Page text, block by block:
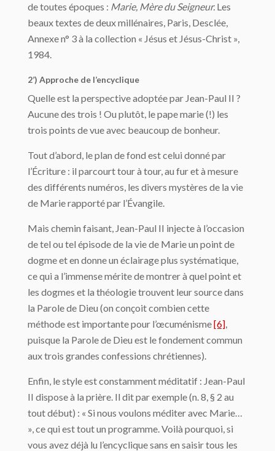
de toutes époques : Marie, Mère du Seigneur. Les
beaux textes de deux millénaires, Paris, Desclée,
Annexe n° 3 à la collection « Jésus et Jésus-Christ »,
1984.
2’) Approche de l’encyclique
Quelle est la perspective adoptée par Jean-Paul II ?
Aucune des trois ! Ou plutôt, le pape marie (!) les
trois points de vue avec beaucoup de bonheur.
Tout d’abord, le plan de fond est celui donné par
l’Écriture : il parcourt tour à tour, au fur et à mesure
des différents numéros, les divers mystères de la vie
de Marie rapporté par l’Évangile.
Mais chemin faisant, Jean-Paul II injecte à l’occasion
de tel ou tel épisode de la vie de Marie un point de
dogme et en donne un éclairage plus systématique,
ce qui a l’immense mérite de montrer à quel point et
les dogmes et la théologie trouvent leur source dans
la Parole de Dieu (on conçoit combien cette
méthode est importante pour l’œcuménisme[6],
puisque la Parole de Dieu est le fondement commun
aux trois grandes confessions chrétiennes).
Enfin, le style est constamment méditatif : Jean-Paul
II dispose à la prière. Il dit par exemple (n. 8, § 2 au
tout début) : « Si nous voulons méditer avec Marie…
», ce qui est tout un programme. Voilà pourquoi, si
vous avez déjà lu l’encyclique sans en saisir tous les